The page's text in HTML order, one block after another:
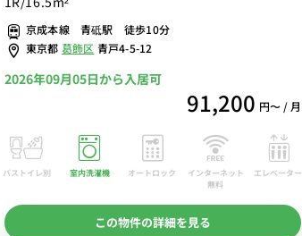
駅へダイレクトアクセス/コンビニ・ドラッグストア至近■選
べるWi-Fi格安レンタル中！
京成本線 青砥駅 徒歩10分
東京都 葛飾区 青戸4-5-12
2026年09月05日から入居可
91,200 円〜 / 月
バストイレ別 室内洗濯機 オートロック
インターネット
無料
エレベーター
この物件の詳細を見る